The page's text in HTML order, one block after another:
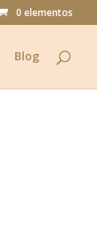
0 elementos
Blog